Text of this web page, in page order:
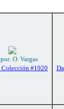
O. Vargas
Colección #1920